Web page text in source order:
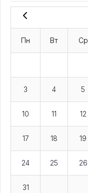
Пн Вт Ср
3 4 5
10 11 12
17 18 19
24 25 26
31